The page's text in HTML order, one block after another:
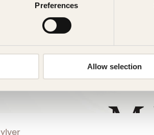
Preferences
Allow selection